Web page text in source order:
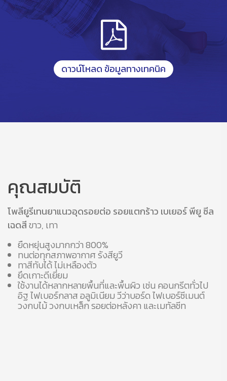
ดาวน์โหลด ข้อมูลทางเทคนิค
คุณสมบัติ
โพลียูรีเทนยาแนวอุดรอยต่อ รอยแตกร้าว เบเยอร์ พียู ซีล
เฉดสีขาว, เทา
ยืดหยุ่นสูงมากกว่า 800%
ทนต่อทุกสภาพอากาศ รังสียูวี
ทาสีทับได้ ไม่เหลืองตัว
ยึดเกาะดีเยี่ยม
ใช้งานได้หลากหลายพื้นที่และพื้นผิว เช่น คอนกรีตทั่วไป
อิฐ ไฟเบอร์กลาส อลูมิเนียม วีว่าบอร์ด ไฟเบอร์ซีเมนต์
วงกบไม้ วงกบเหล็ก รอยต่อหลังคา และเมทัลชีท